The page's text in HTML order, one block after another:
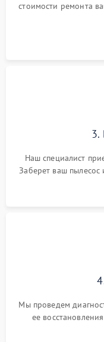
стоимости ремонта
3.
Наш специалист
Заберет ваш пылесос
Мы проведем
ее